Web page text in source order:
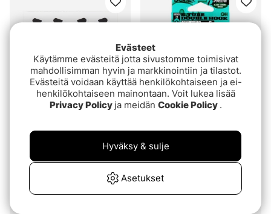
White 8mm
Double Tube Hook (6-
pcs)
€7.70
Evästeet
Käytämme evästeitä jotta sivustomme toimisivat
mahdollisimman hyvin ja markkinointiin ja tilastot.
Evästeitä voidaan käyttää henkilökohtaiseen ja ei-
henkilökohtaiseen mainontaan. Voit lukea lisää
Privacy Policy ja meidän Cookie Policy .
Asetukset
Hyväksy & sulje